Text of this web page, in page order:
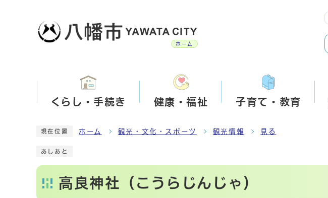
ホーム
くらし・手続き 健康・福祉 子育て・教育
現在位置 ホーム 観光・文化・スポーツ 観光情報 見る
あしあと
高良神社（こうらじんじゃ）